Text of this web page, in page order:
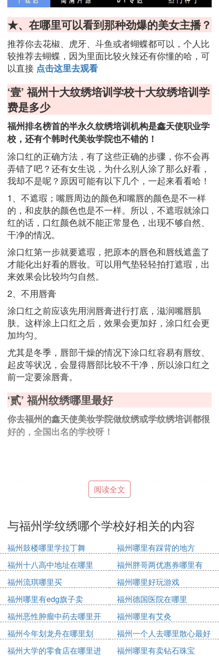
★、在哪里可以看到那种劲爆的美女主播？
推荐你去花椒、虎牙、斗鱼或者蝴蝶都可以，个人比
较推荐去蝴蝶，因为里面比较火辣还有你懂的哈，可
以直接 点击这里去观看
‘壹’ 福州十大纹绣培训学校十大纹绣培训学
费是多少
福州排名榜首的半永久纹绣培训机构是鑫天使职业学
校，还有个韩时代美妆学院也不错的！
涂口红的正确方法，有了这些正确的步骤，你不会再
弄错了吧？还有女生说，为什么别人涂了那么好看，
我却不是呢？原因可能有以下几个，一起来看看哈！
1、不遮瑕；嘴唇周边的颜色和嘴唇的颜色是不一样
的，和皮肤的颜色也是不一样。所以，不遮瑕就涂口
红的话，口红颜色就不能正常显色，出现不够自然、
干净的情况。
涂口红第一步就要遮瑕，把原本的唇色和唇线遮盖了
才能化出好看的唇妆。可以用气垫轻轻拍打遮瑕，出
来效果会比较均匀自然。
2、不用唇膏
涂口红之前应该先用润唇膏进行打底，滋润嘴唇肌
肤。这样涂上口红之后，效果会更加好，涂口红会更
加均匀。
尤其是冬季，唇部干燥的情况下涂口红容易有唇纹、
起皮等状况，会显得唇部比较不干净，所以涂口红之
前一定要涂唇膏。
‘贰’ 福州纹绣哪里最好
你去福州的鑫天使美妆学院做纹绣或学纹绣培训都很
好的，全国出名的学校呀！
妆容的分类其实有很多种，比如说包括舞台妆、烟熏
妆、日常妆等等，在生活中，而我们最常见的应该就
日常妆，第一步：首先我们要先将皮肤清洗干净，清
洗干净之后我们一定要对皮肤进行补水。
因此我们要使用的化妆水和乳液，但是如果皮肤干的
话，我们可以多使用一些化妆水，再擦上一些营养面
霜，给肌肤补充营养，这样你的妆容就不会浮粉，因
为底妆的步骤是非常重要的，你的底妆化得好，整个
妆容在脸上都会显得特别的清爽干净。
第二步：妆前隔离也是很有必要的，可以防止化妆品
阅读全文
与福州学纹绣哪个学校好相关的内容
福州鼓楼哪里学拉丁舞
福州哪里有踩背的地方
福州十八高中地址在哪里
福州胖哥两优惠券哪里有
福州流琪哪里买
福州哪里好玩游戏
福州哪里有edg旗子卖
福州德国医院在哪里
福州恶性肿瘤中药去哪里开
福州哪里有艾灸
福州今年划龙舟在哪里划
福州一个人去哪里散心最好
福州大学的零食店在哪里进
福州哪里有卖钻石珠宝